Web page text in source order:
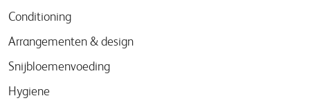
Conditioning
Arrangementen & design
Snijbloemenvoeding
Hygiene